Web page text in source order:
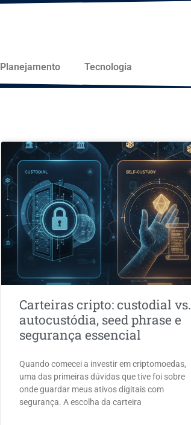
Planejamento Tecnologia
Carteiras cripto: custodial vs.
autocustódia, seed phrase e
segurança essencial
Quando comecei a investir em criptomoedas,
uma das primeiras dúvidas que tive foi sobre
onde guardar meus ativos digitais com
segurança. A escolha da carteira